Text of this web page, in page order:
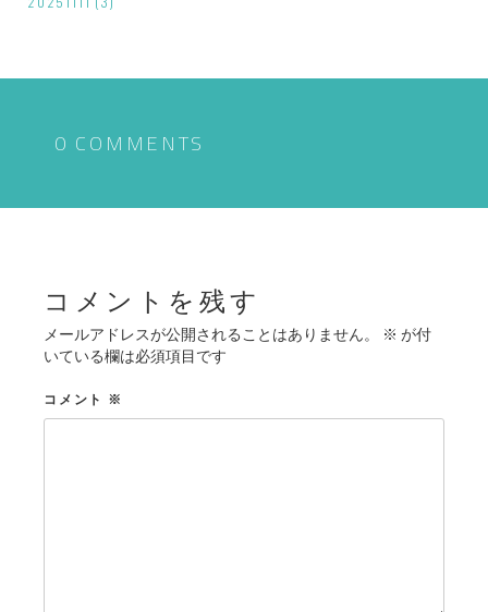
ナ
シ
0 COMMENTS
コメントを残す
メールアドレスが公開されることはありません。 ※ が付
いている欄は必須項目です
コメント ※